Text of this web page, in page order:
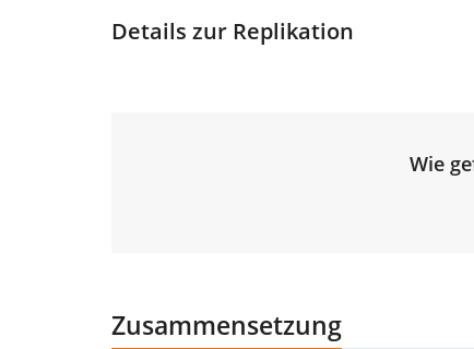
Details zur Replikation
Wie
Zusammensetzung